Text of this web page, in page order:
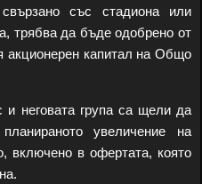
със стадиона или
трябва да бъде одобрено от
акционерен капитал на Общо
неговата група са щели да
увеличение на
включено в офертата, която